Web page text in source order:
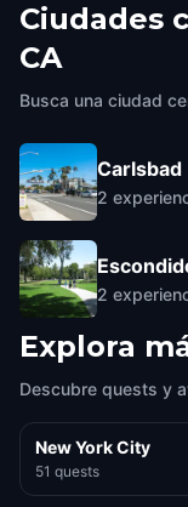
Ciudades
CA
Busca una ciudad
Carlsbad
2
2
Explora
Descubre quests y
New York City
51 quests